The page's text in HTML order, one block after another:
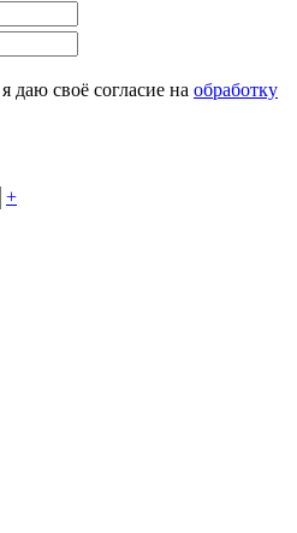
своё согласие на обработку
+